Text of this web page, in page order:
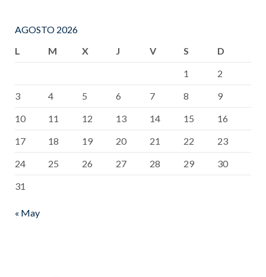
AGOSTO 2026
L
M X J V S
D
1
2
3
4 5 6 7 8
9
10
11 12 13 14 15
16
17
18 19 20 21 22
23
24
25 26 27 28 29
30
31
« May